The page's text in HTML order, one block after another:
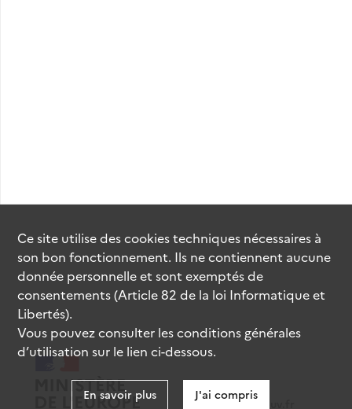
data.gouv.fr
Ce site utilise descookiestechniques nécessaires à
son bon fonctionnement. Ils ne contiennent aucune
donnée personnelle et sont exemptés de
consentements (Article 82 de la loi Informatique et
Libertés).
Vous pouvez consulter les conditions générales
d’utilisation sur le lien ci-dessous.
En savoir plus J'ai compris